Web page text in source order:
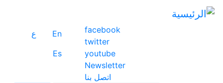
facebook
twitter
youtube
Newsletter
اتصل بنا
En
ع
Es